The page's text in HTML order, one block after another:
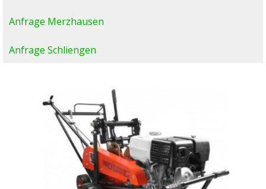
Anfrage Merzhausen
Anfrage Schliengen